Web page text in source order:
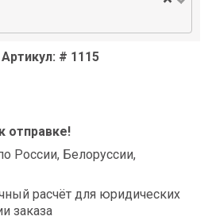
Артикул: # 1115
отправке!
России, Белоруссии,
расчёт для юридических
заказа